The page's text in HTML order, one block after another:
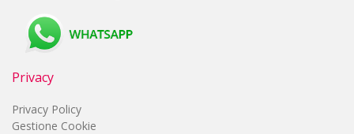
Privacy
Privacy Policy
Gestione Cookie